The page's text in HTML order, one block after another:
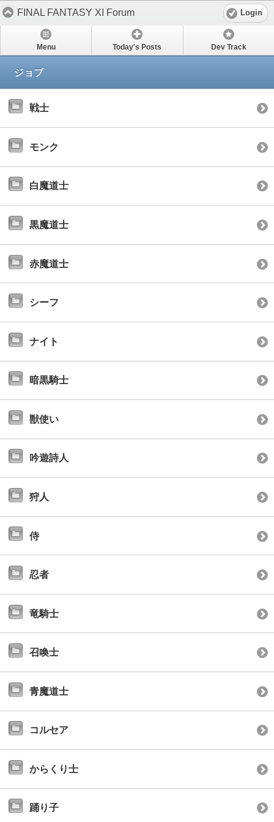
FINAL FANTASY XI Forum Login
Menu Today's Posts Dev Track
ジョブ
戦士
モンク
白魔道士
黒魔道士
赤魔道士
シーフ
ナイト
暗黒騎士
獣使い
吟遊詩人
狩人
侍
忍者
竜騎士
召喚士
青魔道士
コルセア
からくり士
踊り子